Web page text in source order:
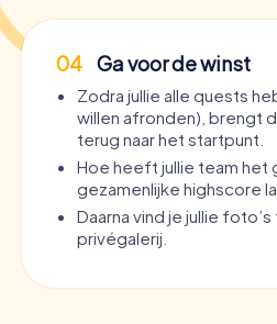
04 Ga voor de winst
Zodra jullie alle quests
willen afronden), brengt
terug naar het startpunt.
Hoe heeft jullie team het
gezamenlijke highscore
Daarna vind je jullie foto’s
privégalerij.